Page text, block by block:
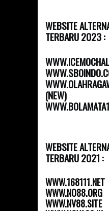
WEBSITE
TERBARU 2023 :
(NEW)
WEBSITE
TERBARU 2021 :
WWW.168111.NET
WWW.NO88.ORG
WWW.NV88.SITE